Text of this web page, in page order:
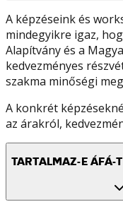
A képzéseink és
mindegyikre igaz,
Alapítvány és a
kedvezményes
szakma minőségi
A konkrét
az árakról,
TARTALMAZ-E ÁFÁ-